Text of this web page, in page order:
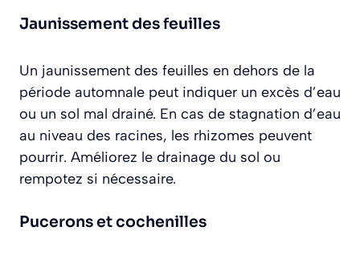
Jaunissement des feuilles
Un jaunissement des feuilles en dehors de la
période automnale peut indiquer un excès d’eau
ou un sol mal drainé. En cas de stagnation d’eau
au niveau des racines, les rhizomes peuvent
pourrir. Améliorez le drainage du sol ou
rempotez si nécessaire.
Pucerons et cochenilles